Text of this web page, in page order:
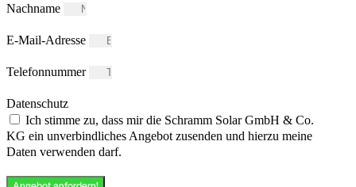
Nachname
E-Mail-Adresse
Telefonnummer
Datenschutz
Ich stimme zu, dass mir die Schramm Solar GmbH & Co.
KG ein unverbindliches Angebot zusenden und hierzu meine
Daten verwenden darf.